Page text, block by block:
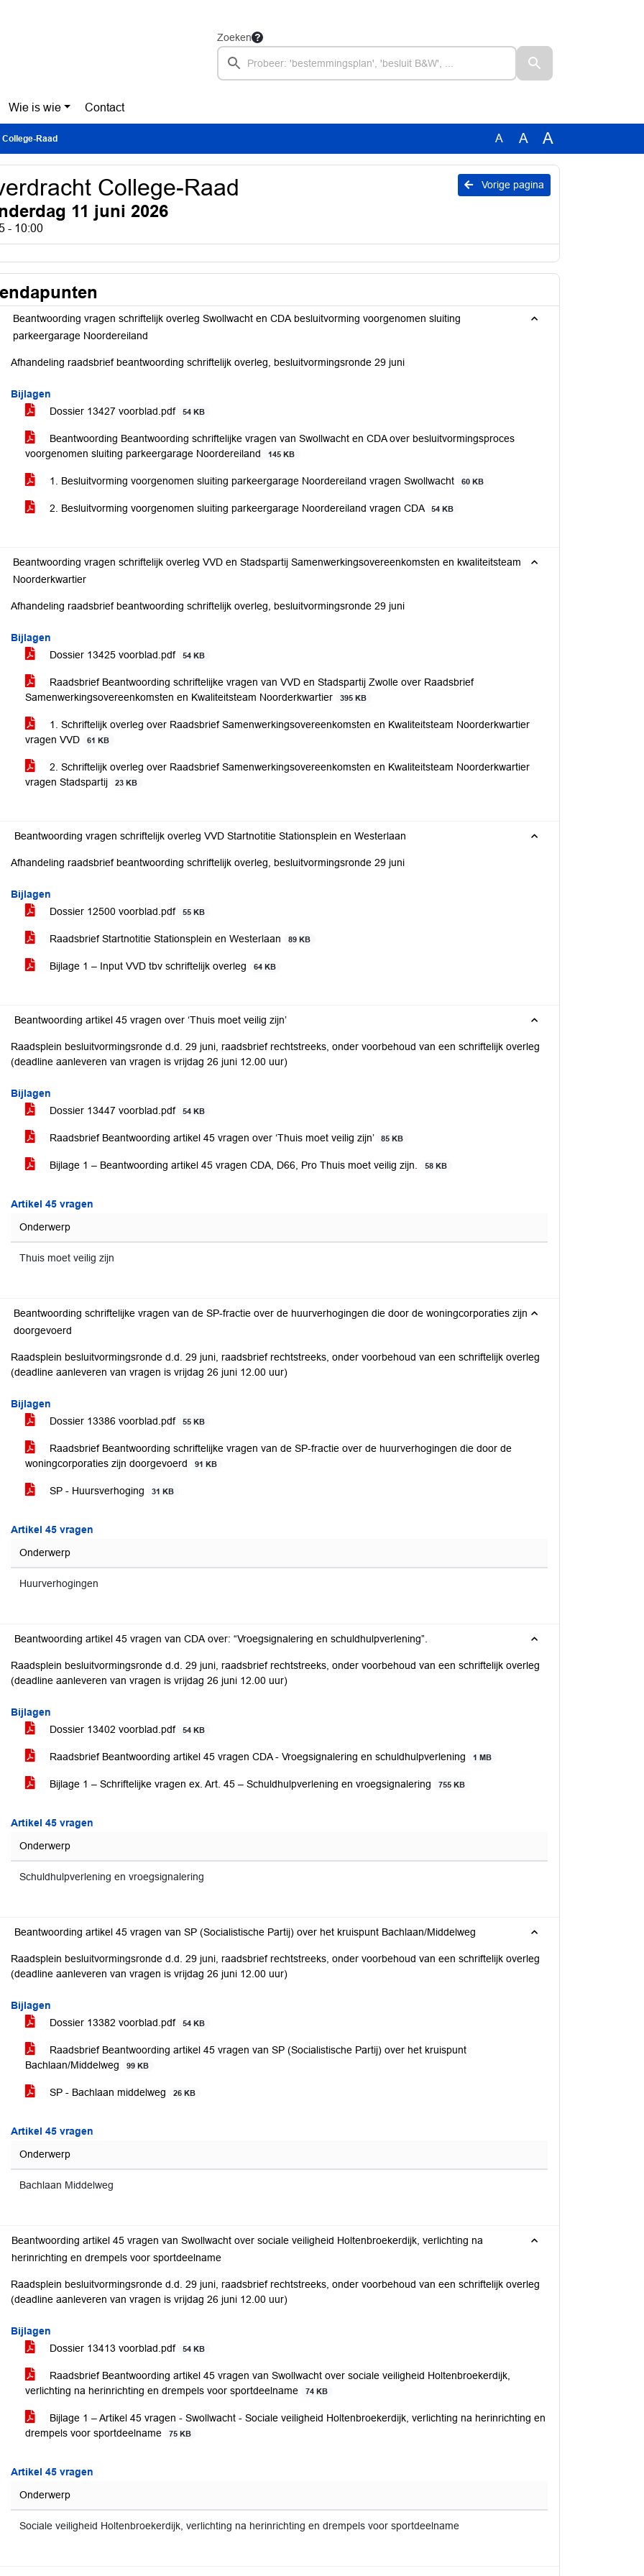
Zoeken
Wie is wie Contact
Raad A A A
Vorige pagina
College-Raad
11 juni 2026
- 10:00
Beantwoording vragen schriftelijk overleg Swollwacht en CDA besluitvorming voorgenomen sluiting
parkeergarage Noordereiland
Afhandeling raadsbrief beantwoording schriftelijk overleg, besluitvormingsronde 29 juni
Bijlagen
Dossier 13427 voorblad.pdf
54 KB
Beantwoording Beantwoording schriftelijke vragen van Swollwacht en CDA over besluitvormingsproces
voorgenomen sluiting parkeergarage Noordereiland
145 KB
1. Besluitvorming voorgenomen sluiting parkeergarage Noordereiland vragen Swollwacht 60 KB
2. Besluitvorming voorgenomen sluiting parkeergarage Noordereiland vragen CDA 54 KB
Beantwoording vragen schriftelijk overleg VVD en Stadspartij Samenwerkingsovereenkomsten en kwaliteitsteam
Noorderkwartier
Afhandeling raadsbrief beantwoording schriftelijk overleg, besluitvormingsronde 29 juni
Bijlagen
Dossier 13425 voorblad.pdf
54 KB
Raadsbrief Beantwoording schriftelijke vragen van VVD en Stadspartij Zwolle over Raadsbrief
Samenwerkingsovereenkomsten en Kwaliteitsteam Noorderkwartier
395 KB
1. Schriftelijk overleg over Raadsbrief Samenwerkingsovereenkomsten en Kwaliteitsteam Noorderkwartier
vragen VVD
61 KB
2. Schriftelijk overleg over Raadsbrief Samenwerkingsovereenkomsten en Kwaliteitsteam Noorderkwartier
vragen Stadspartij
23 KB
Beantwoording vragen schriftelijk overleg VVD Startnotitie Stationsplein en Westerlaan
Afhandeling raadsbrief beantwoording schriftelijk overleg, besluitvormingsronde 29 juni
Bijlagen
Dossier 12500 voorblad.pdf
55 KB
Raadsbrief Startnotitie Stationsplein en Westerlaan 89 KB
Bijlage 1 – Input VVD tbv schriftelijk overleg 64 KB
Beantwoording artikel 45 vragen over ‘Thuis moet veilig zijn’
Raadsplein besluitvormingsronde d.d. 29 juni, raadsbrief rechtstreeks, onder voorbehoud van een schriftelijk overleg
(deadline aanleveren van vragen is vrijdag 26 juni 12.00 uur)
Bijlagen
Dossier 13447 voorblad.pdf
54 KB
Raadsbrief Beantwoording artikel 45 vragen over ‘Thuis moet veilig zijn’ 85 KB
Bijlage 1 – Beantwoording artikel 45 vragen CDA, D66, Pro Thuis moet veilig zijn. 58 KB
Artikel 45 vragen
Onderwerp
Thuis moet veilig zijn
Beantwoording schriftelijke vragen van de SP-fractie over de huurverhogingen die door de woningcorporaties zijn
doorgevoerd
Raadsplein besluitvormingsronde d.d. 29 juni, raadsbrief rechtstreeks, onder voorbehoud van een schriftelijk overleg
(deadline aanleveren van vragen is vrijdag 26 juni 12.00 uur)
Bijlagen
Dossier 13386 voorblad.pdf
55 KB
Raadsbrief Beantwoording schriftelijke vragen van de SP-fractie over de huurverhogingen die door de
woningcorporaties zijn doorgevoerd
91 KB
SP - Huursverhoging 31 KB
Artikel 45 vragen
Onderwerp
Huurverhogingen
Beantwoording artikel 45 vragen van CDA over: “Vroegsignalering en schuldhulpverlening”.
Raadsplein besluitvormingsronde d.d. 29 juni, raadsbrief rechtstreeks, onder voorbehoud van een schriftelijk overleg
(deadline aanleveren van vragen is vrijdag 26 juni 12.00 uur)
Bijlagen
Dossier 13402 voorblad.pdf
54 KB
Raadsbrief Beantwoording artikel 45 vragen CDA - Vroegsignalering en schuldhulpverlening 1 MB
Bijlage 1 – Schriftelijke vragen ex. Art. 45 – Schuldhulpverlening en vroegsignalering 755 KB
Artikel 45 vragen
Onderwerp
Schuldhulpverlening en vroegsignalering
Beantwoording artikel 45 vragen van SP (Socialistische Partij) over het kruispunt Bachlaan/Middelweg
Raadsplein besluitvormingsronde d.d. 29 juni, raadsbrief rechtstreeks, onder voorbehoud van een schriftelijk overleg
(deadline aanleveren van vragen is vrijdag 26 juni 12.00 uur)
Bijlagen
Dossier 13382 voorblad.pdf
54 KB
Raadsbrief Beantwoording artikel 45 vragen van SP (Socialistische Partij) over het kruispunt
Bachlaan/Middelweg
99 KB
SP - Bachlaan middelweg 26 KB
Artikel 45 vragen
Onderwerp
Bachlaan Middelweg
Beantwoording artikel 45 vragen van Swollwacht over sociale veiligheid Holtenbroekerdijk, verlichting na
herinrichting en drempels voor sportdeelname
Raadsplein besluitvormingsronde d.d. 29 juni, raadsbrief rechtstreeks, onder voorbehoud van een schriftelijk overleg
(deadline aanleveren van vragen is vrijdag 26 juni 12.00 uur)
Bijlagen
Dossier 13413 voorblad.pdf
54 KB
Raadsbrief Beantwoording artikel 45 vragen van Swollwacht over sociale veiligheid Holtenbroekerdijk,
verlichting na herinrichting en drempels voor sportdeelname
74 KB
Bijlage 1 – Artikel 45 vragen - Swollwacht - Sociale veiligheid Holtenbroekerdijk, verlichting na herinrichting en
drempels voor sportdeelname
75 KB
Artikel 45 vragen
Onderwerp
Sociale veiligheid Holtenbroekerdijk, verlichting na herinrichting en drempels voor sportdeelname